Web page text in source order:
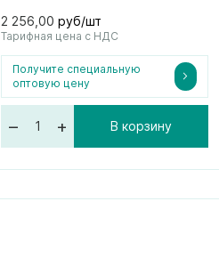
2 256,00 руб/шт
Тарифная цена с НДС
Получите специальную
оптовую цену
– + В корзину